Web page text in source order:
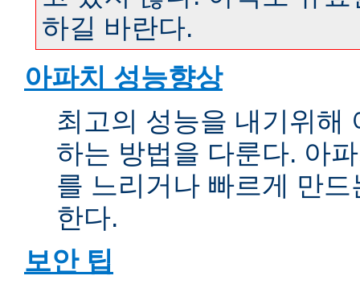
하길 바란다.
아파치 성능향상
최고의 성능을 내기위해
하는 방법을 다룬다. 아
를 느리거나 빠르게 만
한다.
보안 팁